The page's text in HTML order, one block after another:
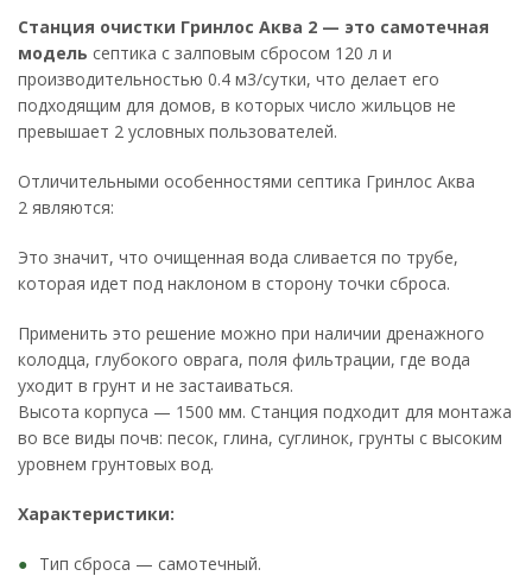
Станция очистки Гринлос Аква 2 — это самотечная
модель септика с залповым сбросом 120 л и
производительностью 0.4 м3/сутки, что делает его
подходящим для домов, в которых число жильцов не
превышает 2 условных пользователей.
Отличительными особенностями септика Гринлос Аква
2 являются:
Это значит, что очищенная вода сливается по трубе,
которая идет под наклоном в сторону точки сброса.
Применить это решение можно при наличии дренажного
колодца, глубокого оврага, поля фильтрации, где вода
уходит в грунт и не застаиваться.
Высота корпуса — 1500 мм. Станция подходит для монтажа
во все виды почв: песок, глина, суглинок, грунты с высоким
уровнем грунтовых вод.
Характеристики:
Тип сброса — самотечный.